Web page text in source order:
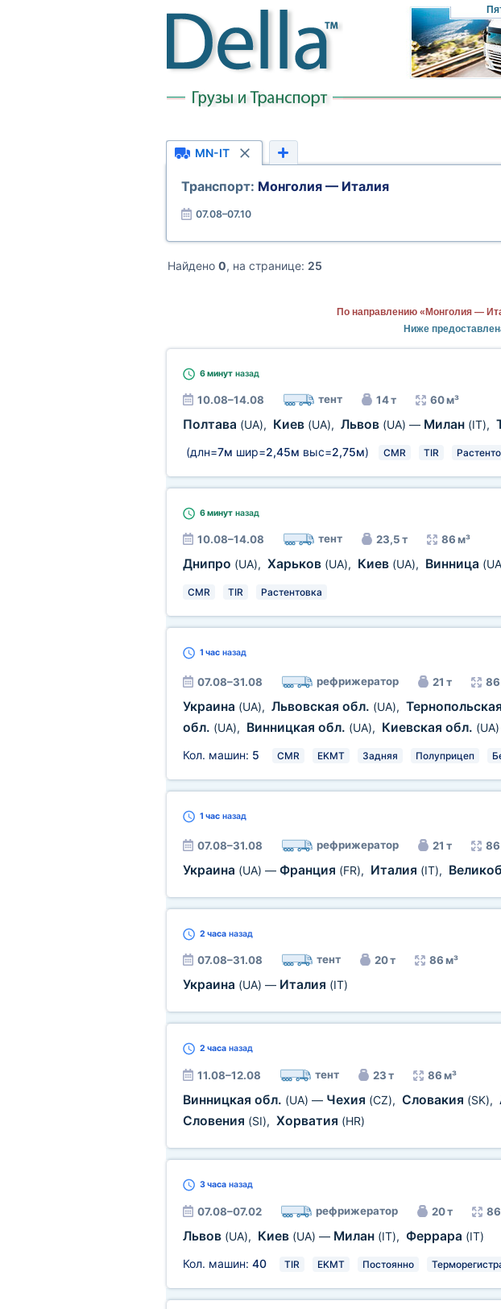
MN-IT
Транспорт: Монголия — Италия
07.08–07.10
Найдено 0, на странице: 25
По направлению «Монголия —
Ниже
6 минутназад
10.08–14.08 тент 14 т 60 м³
Полтава (UA), Киев (UA), Львов (UA) — Милан (IT),
(длн=7м шир=2,45м выс=2,75м) CMR TIR
6 минутназад
10.08–14.08 тент 23,5 т 86 м³
Днипро (UA), Харьков (UA), Киев (UA), Винница
CMR TIR Растентовка
1 часназад
07.08–31.08 рефрижератор 21 т 86
Украина (UA), Львовская обл. (UA),
обл. (UA), Винницкая обл. (UA), Киевская обл. (UA)
Кол. машин: 5 CMR EKMT Задняя Полуприцеп
1 часназад
07.08–31.08 рефрижератор 21 т 86
Украина (UA) — Франция (FR), Италия (IT),
2 часаназад
07.08–31.08 тент 20 т 86 м³
Украина (UA) — Италия (IT)
2 часаназад
11.08–12.08 тент 23 т 86 м³
Винницкая обл. (UA) — Чехия (CZ), Словакия (SK),
Словения (SI), Хорватия (HR)
3 часаназад
07.08–07.02 рефрижератор 20 т
Львов (UA), Киев (UA) — Милан (IT), Феррара (IT)
Кол. машин: 40 TIR EKMT Постоянно